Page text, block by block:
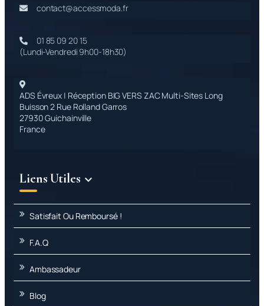
contact@accessmoda.fr
01 85 09 20 15
(Lundi-Vendredi 9h00-18h30)
ADS Évreux | Réception BIG VERS ZAC Multi-Sites Long
Buisson 2 Rue Rolland Garros
27930 Guichainville
France
Liens Utiles 
Satisfait Ou Remboursé !
F.A.Q
Ambassadeur
Blog